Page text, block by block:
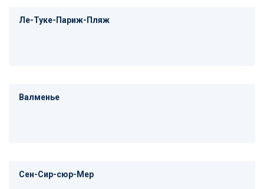
Ле-Туке-Париж-Пляж
Валменье
Сен-Сир-сюр-Мер